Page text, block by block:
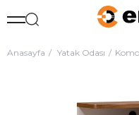
Anasayfa Yatak Odası